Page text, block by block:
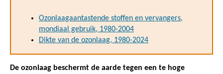
Ozonlaagaantastende stoffen en vervangers,
mondiaal gebruik, 1980-2004
Dikte van de ozonlaag, 1980-2024
De ozonlaag beschermt de aarde tegen een te hoge